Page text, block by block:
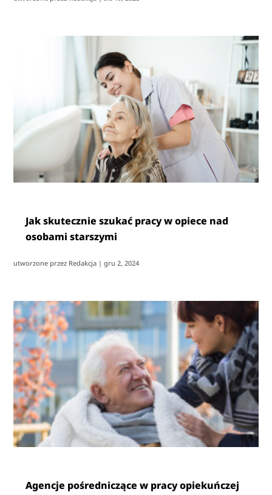
Jak skutecznie szukać pracy w opiece nad
osobami starszymi
utworzone przez Redakcja |gru 2, 2024
Agencje pośredniczące w pracy opiekuńczej